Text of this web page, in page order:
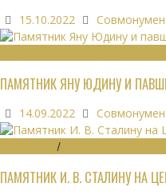
15.10.2022
ПАМЯТНИК ЯНУ ЮДИНУ И
14.09.2022
/
ПАМЯТНИК И. В. СТАЛИНУ НА